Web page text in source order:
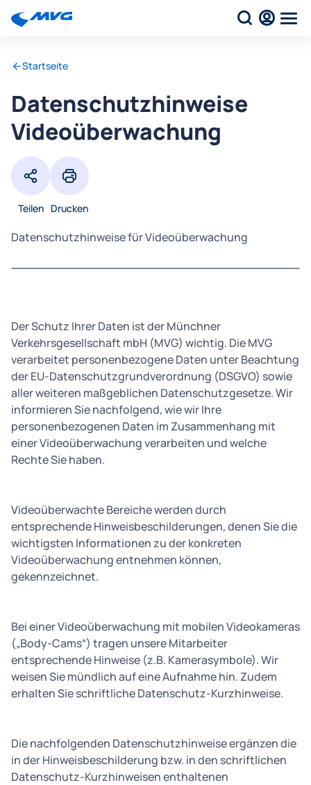
Startseite
Datenschutzhinweise
Videoüberwachung
Teilen Drucken
Datenschutzhinweise für Videoüberwachung
Der Schutz Ihrer Daten ist der Münchner
Verkehrsgesellschaft mbH (MVG) wichtig. Die MVG
verarbeitet personenbezogene Daten unter Beachtung
der EU-Datenschutzgrundverordnung (DSGVO) sowie
aller weiteren maßgeblichen Datenschutzgesetze. Wir
informieren Sie nachfolgend, wie wir Ihre
personenbezogenen Daten im Zusammenhang mit
einer Videoüberwachung verarbeiten und welche
Rechte Sie haben.
Videoüberwachte Bereiche werden durch
entsprechende Hinweisbeschilderungen, denen Sie die
wichtigsten Informationen zu der konkreten
Videoüberwachung entnehmen können,
gekennzeichnet.
Bei einer Videoüberwachung mit mobilen Videokameras
(„Body-Cams“) tragen unsere Mitarbeiter
entsprechende Hinweise (z.B. Kamerasymbole). Wir
weisen Sie mündlich auf eine Aufnahme hin. Zudem
erhalten Sie schriftliche Datenschutz-Kurzhinweise.
Die nachfolgenden Datenschutzhinweise ergänzen die
in der Hinweisbeschilderung bzw. in den schriftlichen
Datenschutz-Kurzhinweisen enthaltenen